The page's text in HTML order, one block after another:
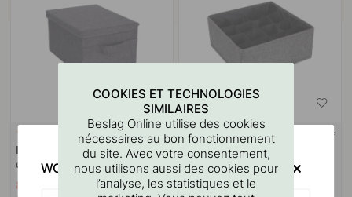
Boîte de rangement avec
couvercle - Gris
8.93 €
+ COULEURS
Boîte de rangement à 16
compartiments - Gris
5.78 €6.80 €
COOKIES ET TECHNOLOGIES
SIMILAIRES
Beslag Online utilise des cookies
nécessaires au bon fonctionnement
du site. Avec votre consentement,
nous utilisons aussi des cookies pour
l’analyse, les statistiques et le
WOULD YOU RATHER VISIT?